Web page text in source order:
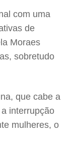
com uma
de
Moraes
sobretudo
que cabe a
interrupção
mulheres, o